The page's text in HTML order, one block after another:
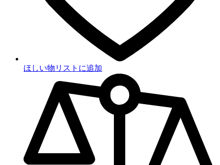
ほしい物リストに追加